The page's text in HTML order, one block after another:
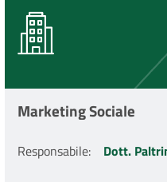
Marketing Sociale
Responsabile: Dott.